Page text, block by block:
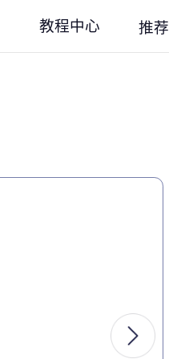
教程中心 推荐